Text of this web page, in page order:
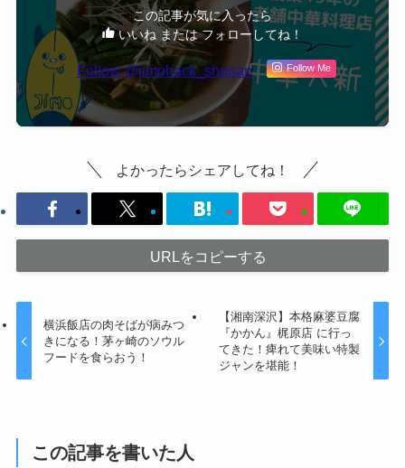
この記事が気に入ったら
いいね または フォローしてね！
Follow @jimohack_shonan Follow Me
よかったらシェアしてね！
URLをコピーする
横浜飯店の肉そばが病みつ
きになる！茅ヶ崎のソウル
フードを食らおう！
【湘南深沢】本格麻婆豆腐
『かかん』梶原店 に行っ
てきた！痺れて美味い特製
ジャンを堪能！
この記事を書いた人